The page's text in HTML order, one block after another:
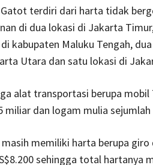
terdiri dari harta tidak
di dua lokasi di Jakarta
kabupaten Maluku Tengah,
Utara dan satu lokasi di
alat transportasi berupa
miliar dan logam mulia sejumlah
masih memiliki harta berupa
sehingga total hartanya